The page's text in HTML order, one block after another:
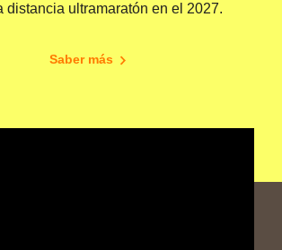
distancia ultramaratón en el 2027.
Saber más